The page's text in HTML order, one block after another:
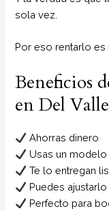
sola vez.
Por eso rentarlo es
Beneficios
en Del
Ahorras dinero
Usas un
Te lo entregan
Puedes ajustarlo
Perfecto para